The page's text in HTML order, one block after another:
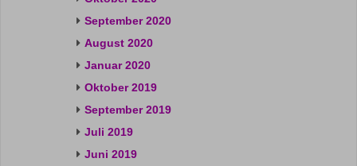
September 2020
August 2020
Januar 2020
Oktober 2019
September 2019
Juli 2019
Juni 2019